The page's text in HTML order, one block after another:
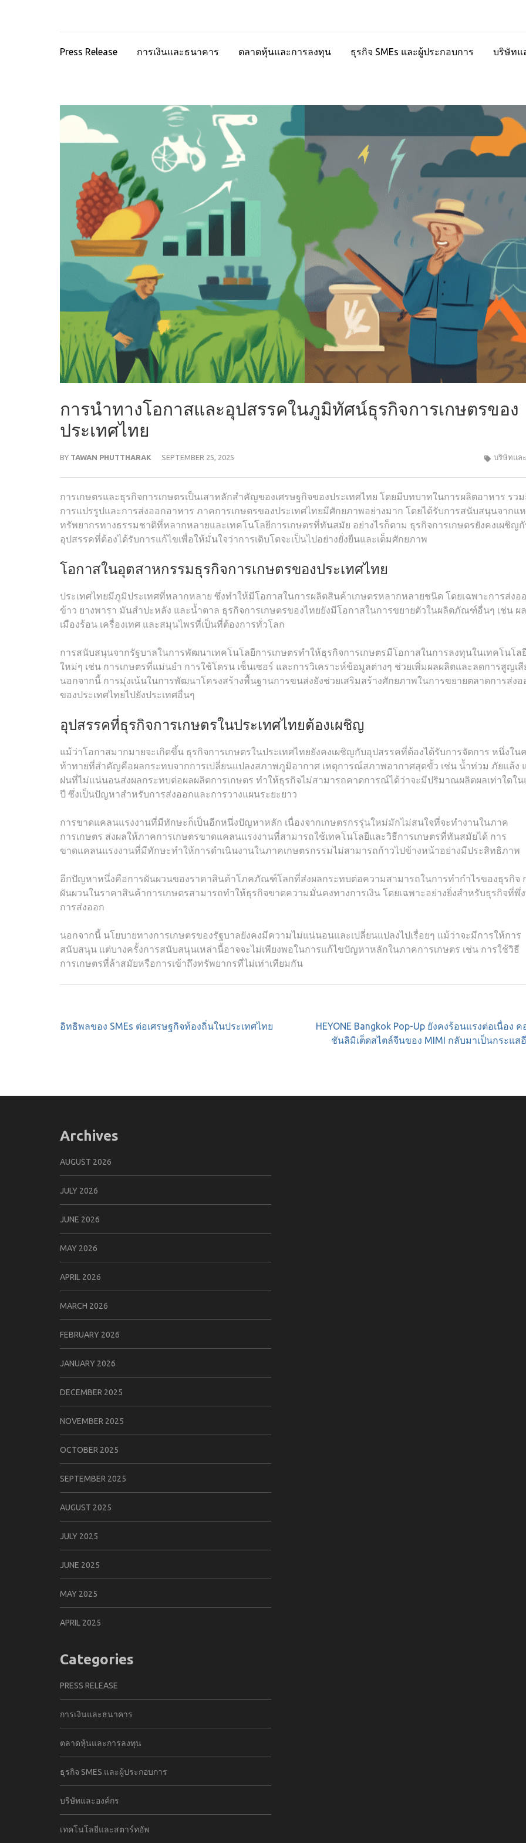
Press Release การเงินและธนาคาร ตลาดหุ้นและการลงทุน ธุรกิจ SMEs และผู้ประกอบการ บริษัทแ
การนำทางโอกาสและอุปสรรคในภูมิทัศน์ธุรกิจการเกษตรของ
ประเทศไทย
BY TAWAN PHUTTHARAK SEPTEMBER 25, 2025 บริษัทแล
การเกษตรและธุรกิจการเกษตรเป็นเสาหลักสำคัญของเศรษฐกิจของประเทศไทย โดยมีบทบาทในการผลิตอาหาร รวม
การแปรรูปและการส่งออกอาหาร ภาคการเกษตรของประเทศไทยมีศักยภาพอย่างมาก โดยได้รับการสนับสนุนจากแ
ทรัพยากรทางธรรมชาติที่หลากหลายและเทคโนโลยีการเกษตรที่ทันสมัย อย่างไรก็ตาม ธุรกิจการเกษตรยังคงเผชิญ
อุปสรรคที่ต้องได้รับการแก้ไขเพื่อให้มั่นใจว่าการเติบโตจะเป็นไปอย่างยั่งยืนและเต็มศักยภาพ
โอกาสในอุตสาหกรรมธุรกิจการเกษตรของประเทศไทย
ประเทศไทยมีภูมิประเทศที่หลากหลาย ซึ่งทำให้มีโอกาสในการผลิตสินค้าเกษตรหลากหลายชนิด โดยเฉพาะการส่งอ
ข้าว ยางพารา มันสำปะหลัง และน้ำตาล ธุรกิจการเกษตรของไทยยังมีโอกาสในการขยายตัวในผลิตภัณฑ์อื่นๆ เช่น ผ
เมืองร้อน เครื่องเทศ และสมุนไพรที่เป็นที่ต้องการทั่วโลก
การสนับสนุนจากรัฐบาลในการพัฒนาเทคโนโลยีการเกษตรทำให้ธุรกิจการเกษตรมีโอกาสในการลงทุนในเทคโนโลยี
ใหม่ๆ เช่น การเกษตรที่แม่นยำ การใช้โดรน เซ็นเซอร์ และการวิเคราะห์ข้อมูลต่างๆ ช่วยเพิ่มผลผลิตและลดการสูญเสี
นอกจากนี้ การมุ่งเน้นในการพัฒนาโครงสร้างพื้นฐานการขนส่งยังช่วยเสริมสร้างศักยภาพในการขยายตลาดการส่งอ
ของประเทศไทยไปยังประเทศอื่นๆ
อุปสรรคที่ธุรกิจการเกษตรในประเทศไทยต้องเผชิญ
แม้ว่าโอกาสมากมายจะเกิดขึ้น ธุรกิจการเกษตรในประเทศไทยยังคงเผชิญกับอุปสรรคที่ต้องได้รับการจัดการ หนึ่งใน
ท้าทายที่สำคัญคือผลกระทบจากการเปลี่ยนแปลงสภาพภูมิอากาศ เหตุการณ์สภาพอากาศสุดขั้ว เช่น น้ำท่วม ภัยแล้ง
ฝนที่ไม่แน่นอนส่งผลกระทบต่อผลผลิตการเกษตร ทำให้ธุรกิจไม่สามารถคาดการณ์ได้ว่าจะมีปริมาณผลิตผลเท่าใดใน
ปี ซึ่งเป็นปัญหาสำหรับการส่งออกและการวางแผนระยะยาว
การขาดแคลนแรงงานที่มีทักษะก็เป็นอีกหนึ่งปัญหาหลัก เนื่องจากเกษตรกรรุ่นใหม่มักไม่สนใจที่จะทำงานในภาค
การเกษตร ส่งผลให้ภาคการเกษตรขาดแคลนแรงงานที่สามารถใช้เทคโนโลยีและวิธีการเกษตรที่ทันสมัยได้ การ
ขาดแคลนแรงงานที่มีทักษะทำให้การดำเนินงานในภาคเกษตรกรรมไม่สามารถก้าวไปข้างหน้าอย่างมีประสิทธิภาพ
อีกปัญหาหนึ่งคือการผันผวนของราคาสินค้าโภคภัณฑ์โลกที่ส่งผลกระทบต่อความสามารถในการทำกำไรของธุรกิจ
ผันผวนในราคาสินค้าการเกษตรสามารถทำให้ธุรกิจขาดความมั่นคงทางการเงิน โดยเฉพาะอย่างยิ่งสำหรับธุรกิจที่พึ่
การส่งออก
นอกจากนี้ นโยบายทางการเกษตรของรัฐบาลยังคงมีความไม่แน่นอนและเปลี่ยนแปลงไปเรื่อยๆ แม้ว่าจะมีการให้การ
สนับสนุน แต่บางครั้งการสนับสนุนเหล่านี้อาจจะไม่เพียงพอในการแก้ไขปัญหาหลักในภาคการเกษตร เช่น การใช้วิธี
การเกษตรที่ล้าสมัยหรือการเข้าถึงทรัพยากรที่ไม่เท่าเทียมกัน
Post
อิทธิพลของ SMEs ต่อเศรษฐกิจท้องถิ่นในประเทศไทย
HEYONE Bangkok Pop-Up ยังคงร้อนแรงต่อเนื่อง ค
ชันลิมิเต็ดสไตล์จีนของ MIMI กลับมาเป็นกระแส
Archives
AUGUST 2026
JULY 2026
JUNE 2026
MAY 2026
APRIL 2026
MARCH 2026
FEBRUARY 2026
JANUARY 2026
DECEMBER 2025
NOVEMBER 2025
OCTOBER 2025
SEPTEMBER 2025
AUGUST 2025
JULY 2025
JUNE 2025
MAY 2025
APRIL 2025
Categories
PRESS RELEASE
การเงินและธนาคาร
ตลาดหุ้นและการลงทุน
ธุรกิจ SMES และผู้ประกอบการ
บริษัทและองค์กร
เทคโนโลยีและสตาร์ทอัพ